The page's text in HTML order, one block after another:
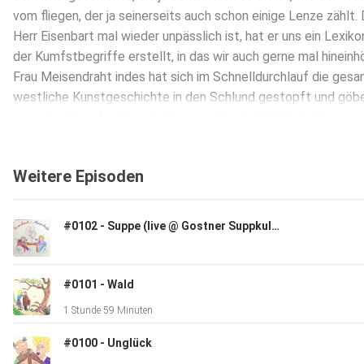
vom fliegen, der ja seinerseits auch schon einige Lenze zählt.
Herr Eisenbart mal wieder unpässlich ist, hat er uns ein
der Kumfstbegriffe erstellt, in das wir auch gerne mal
Frau Meisendraht indes hat sich im Schnelldurchlauf die
westliche Kunstgeschichte in den Schlund gestopft und
zeitvergessene Knust” hat sich bereit erklärt, uns seine
was wir natürlich mit Handkuss annehmen, gefälligst. Es soll
von der Steinzeit über die Antike bis hin in die Jetztzeit um
gehen, was die Kunstgeschichte so hervorgebracht hat:
Individuen und Genies, Ohren und Brunnen spielen Rollen in
ziselierten Revue des Ausdrucks. Und am Ende definieren wir
unseres original EBMD-Autor:innenpools, die um uns in einem
Weitere Episoden
#0102 - Suppe (live @ Gostner Suppkultur)
#0101 - Wald
1 Stunde 59 Minuten
#0100 - Unglück